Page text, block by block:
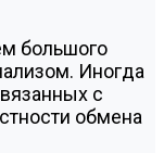
большого
Иногда
с
обмена